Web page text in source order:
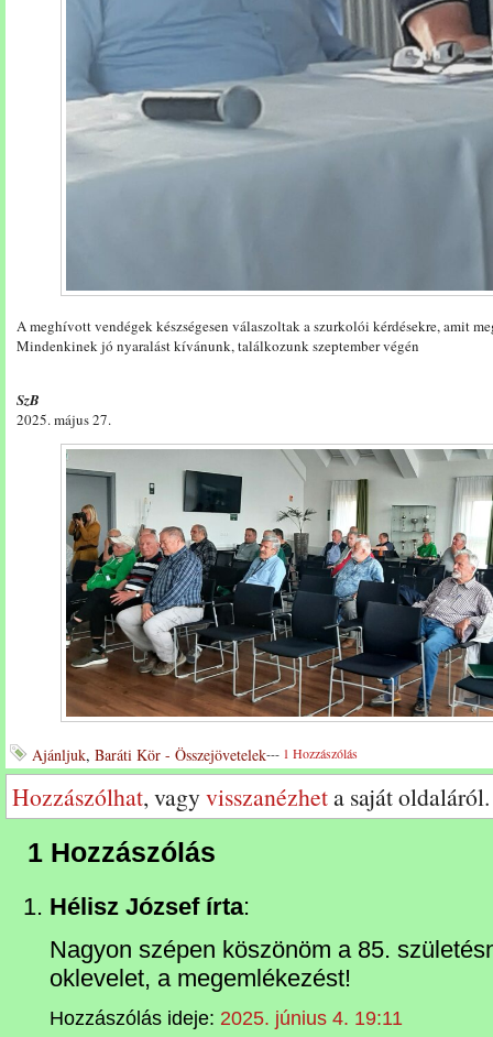
A meghívott vendégek készségesen válaszoltak a szurkolói kérdésekre, amit
Mindenkinek jó nyaralást kívánunk, találkozunk szeptember végén
SzB
2025. május 27.
Ajánljuk, Baráti Kör - Összejövetelek--- 1 Hozzászólás
Hozzászólhat, vagyvisszanézheta saját oldaláról.
1 Hozzászólás
Hélisz József írta:
Nagyon szépen köszönöm a 85.
oklevelet, a megemlékezést!
Hozzászólás ideje: 2025. június 4. 19:11